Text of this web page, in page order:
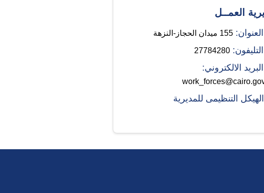
العمــل
العنوان: 155 ميدان الحجاز-النزهة
التليفون: 27784280
البريد الالكتروني:
الهيكل التنظيمى للمديرية